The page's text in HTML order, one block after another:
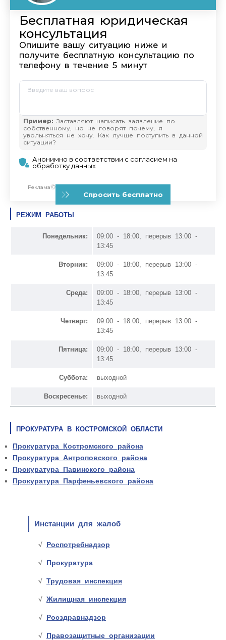
РЕЖИМ РАБОТЫ
Понедельник:
09:00 - 18:00, перерыв 13:00 -
13:45
Вторник:
09:00 - 18:00, перерыв 13:00 -
13:45
Среда:
09:00 - 18:00, перерыв 13:00 -
13:45
Четверг:
09:00 - 18:00, перерыв 13:00 -
13:45
Пятница:
09:00 - 18:00, перерыв 13:00 -
13:45
Суббота: выходной
Воскресенье: выходной
ПРОКУРАТУРА В КОСТРОМСКОЙ ОБЛАСТИ
Прокуратура Костромского района
Прокуратура Антроповского района
Прокуратура Павинского района
Прокуратура Парфеньевского района
Инстанции для жалоб
Роспотребнадзор
Прокуратура
Трудовая инспекция
Жилищная инспекция
Росздравнадзор
Правозащитные организации